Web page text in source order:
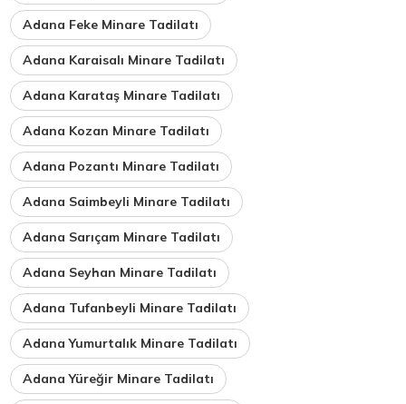
Adana Feke Minare Tadilatı
Adana Karaisalı Minare Tadilatı
Adana Karataş Minare Tadilatı
Adana Kozan Minare Tadilatı
Adana Pozantı Minare Tadilatı
Adana Saimbeyli Minare Tadilatı
Adana Sarıçam Minare Tadilatı
Adana Seyhan Minare Tadilatı
Adana Tufanbeyli Minare Tadilatı
Adana Yumurtalık Minare Tadilatı
Adana Yüreğir Minare Tadilatı